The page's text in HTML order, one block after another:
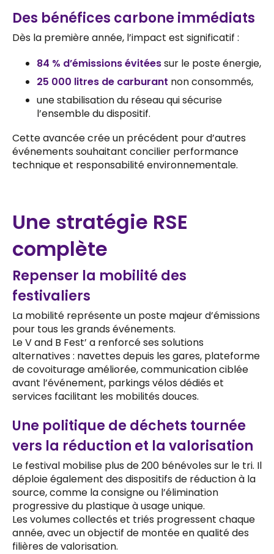
Des bénéfices carbone immédiats
Dès la première année, l’impact est significatif :
84 % d’émissions évitéessur le poste énergie,
25 000 litres de carburant non consommés,
une stabilisation du réseau qui sécurise
l’ensemble du dispositif.
Cette avancée crée un précédent pour d’autres
événements souhaitant concilier performance
technique et responsabilité environnementale.
Une stratégie RSE
complète
Repenser la mobilité des
festivaliers
La mobilité représente un poste majeur d’émissions
pour tous les grands événements.
Le V and B Fest’ a renforcé ses solutions
alternatives : navettes depuis les gares, plateforme
de covoiturage améliorée, communication ciblée
avant l’événement, parkings vélos dédiés et
services facilitant les mobilités douces.
Une politique de déchets tournée
vers la réduction et la valorisation
Le festival mobilise plus de 200 bénévoles sur le tri. Il
déploie également des dispositifs de réduction à la
source, comme la consigne ou l’élimination
progressive du plastique à usage unique.
Les volumes collectés et triés progressent chaque
année, avec un objectif de montée en qualité des
filières de valorisation.